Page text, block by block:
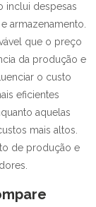
inclui despesas
armazenamento.
que o preço
da produção e
o custo
eficientes
aquelas
mais altos.
de produção e